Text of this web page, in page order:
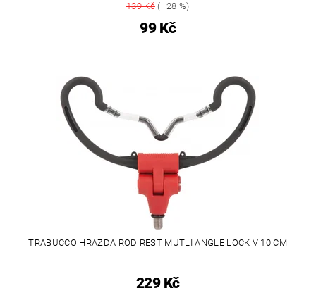
139 Kč(–28 %)
99 Kč
TRABUCCO HRAZDA ROD REST MUTLI ANGLE LOCK V 10 CM
229 Kč